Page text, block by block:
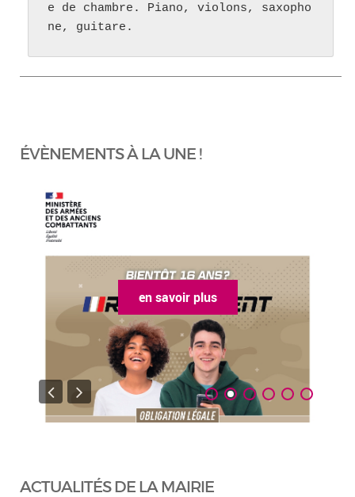
e de chambre. Piano, violons, saxopho
ne, guitare.
ÉVÈNEMENTS À LA UNE !
en savoir plus
ACTUALITÉS DE LA MAIRIE